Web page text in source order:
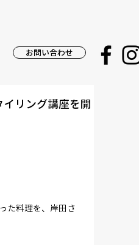
お問い合わせ
リング講座を開
た料理を、岸田さ